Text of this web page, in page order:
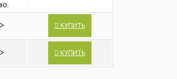
> КУПИТЬ
> КУПИТЬ